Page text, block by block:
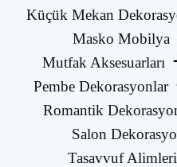
Küçük Mekan
Masko Mobilya
Mutfak Aksesuarları
Pembe Dekorasyonlar
Romantik
Salon
Tasavvuf Alimleri